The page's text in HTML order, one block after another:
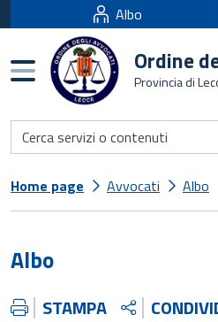
Albo
Burger menu Ordine
Provincia di
Home page Avvocati Albo
Albo
STAMPA